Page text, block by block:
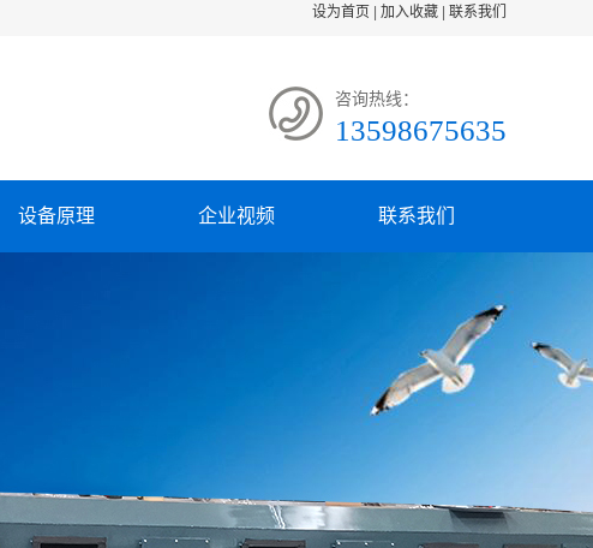
设为首页 加入收藏 联系我们
咨询热线：
13598675635
设备原理 企业视频 联系我们